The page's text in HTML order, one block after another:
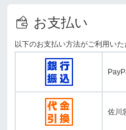
お支払い
以下のお支払い方法がご利用いた
佐川